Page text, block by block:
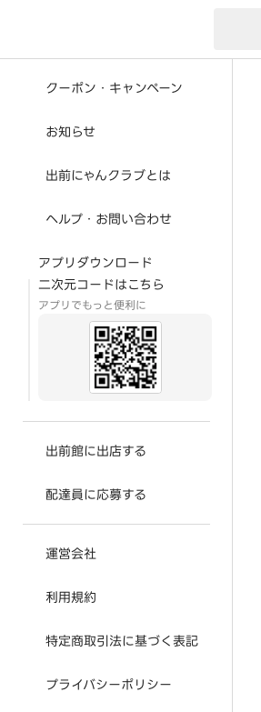
クーポン・キャンペーン
お知らせ
出前にゃんクラブとは
ヘルプ・お問い合わせ
アプリダウンロード
二次元コードはこちら
アプリでもっと便利に
出前館に出店する
配達員に応募する
運営会社
利用規約
特定商取引法に基づく表記
プライバシーポリシー